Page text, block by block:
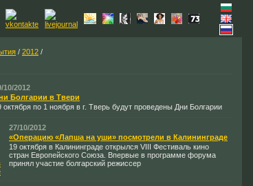
/ 2012 /
10/2012
Болгарии в Твери
октября по 1 ноября в г. Тверь будут проведены Дни Болгарии
27/10/2012
«Операцию «Лапша на уши» посмотрели в Калининграде
19 октября в Калининграде открылся VIII Фестиваль кино
стран Европейского Союза. Впервые в программе форума
принял участие болгарский режиссер